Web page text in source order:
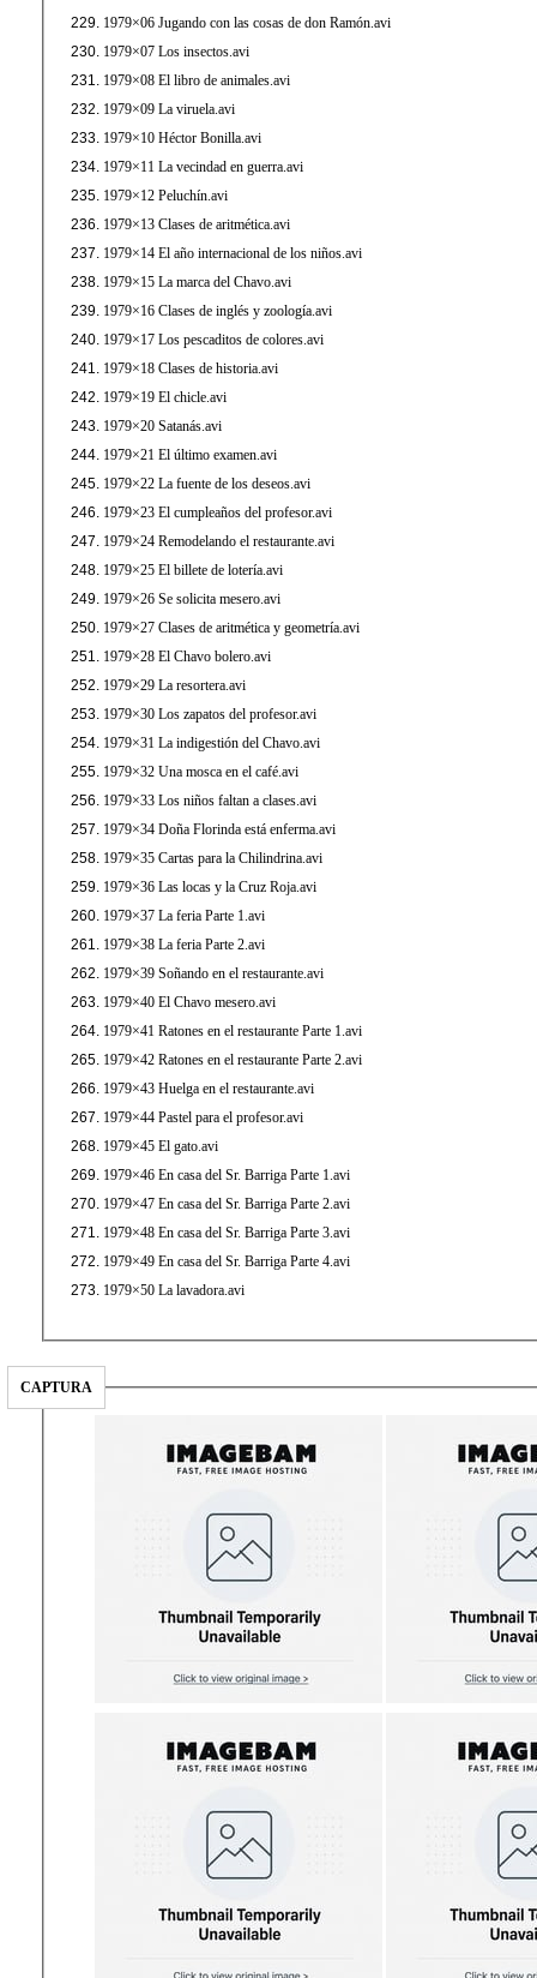
1979×06 Jugando con las cosas de don Ramón.avi
1979×07 Los insectos.avi
1979×08 El libro de animales.avi
1979×09 La viruela.avi
1979×10 Héctor Bonilla.avi
1979×11 La vecindad en guerra.avi
1979×12 Peluchín.avi
1979×13 Clases de aritmética.avi
1979×14 El año internacional de los niños.avi
1979×15 La marca del Chavo.avi
1979×16 Clases de inglés y zoología.avi
1979×17 Los pescaditos de colores.avi
1979×18 Clases de historia.avi
1979×19 El chicle.avi
1979×20 Satanás.avi
1979×21 El último examen.avi
1979×22 La fuente de los deseos.avi
1979×23 El cumpleaños del profesor.avi
1979×24 Remodelando el restaurante.avi
1979×25 El billete de lotería.avi
1979×26 Se solicita mesero.avi
1979×27 Clases de aritmética y geometría.avi
1979×28 El Chavo bolero.avi
1979×29 La resortera.avi
1979×30 Los zapatos del profesor.avi
1979×31 La indigestión del Chavo.avi
1979×32 Una mosca en el café.avi
1979×33 Los niños faltan a clases.avi
1979×34 Doña Florinda está enferma.avi
1979×35 Cartas para la Chilindrina.avi
1979×36 Las locas y la Cruz Roja.avi
1979×37 La feria Parte 1.avi
1979×38 La feria Parte 2.avi
1979×39 Soñando en el restaurante.avi
1979×40 El Chavo mesero.avi
1979×41 Ratones en el restaurante Parte 1.avi
1979×42 Ratones en el restaurante Parte 2.avi
1979×43 Huelga en el restaurante.avi
1979×44 Pastel para el profesor.avi
1979×45 El gato.avi
1979×46 En casa del Sr. Barriga Parte 1.avi
1979×47 En casa del Sr. Barriga Parte 2.avi
1979×48 En casa del Sr. Barriga Parte 3.avi
1979×49 En casa del Sr. Barriga Parte 4.avi
1979×50 La lavadora.avi
CAPTURA